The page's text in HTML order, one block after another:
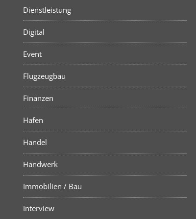
Dienstleistung
Digital
Event
Flugzeugbau
Finanzen
Hafen
Handel
Handwerk
Immobilien / Bau
Interview